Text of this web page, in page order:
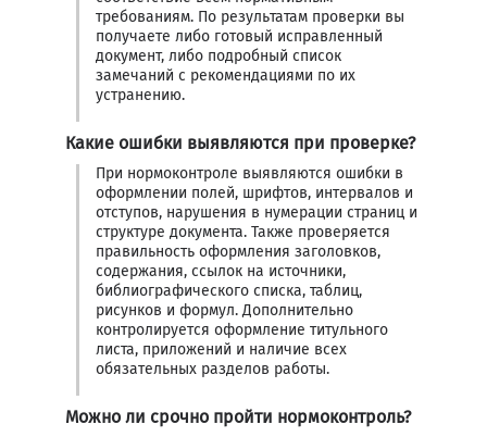
требованиям. По результатам проверки вы
получаете либо готовый исправленный
документ, либо подробный список
замечаний с рекомендациями по их
устранению.
Какие ошибки выявляются при проверке?
При нормоконтроле выявляются ошибки в
оформлении полей, шрифтов, интервалов и
отступов, нарушения в нумерации страниц и
структуре документа. Также проверяется
правильность оформления заголовков,
содержания, ссылок на источники,
библиографического списка, таблиц,
рисунков и формул. Дополнительно
контролируется оформление титульного
листа, приложений и наличие всех
обязательных разделов работы.
Можно ли срочно пройти нормоконтроль?